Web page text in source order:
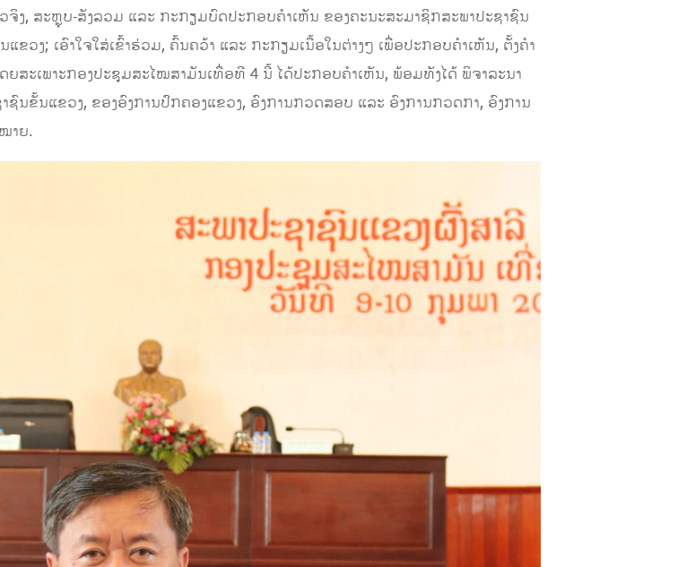
ຈິງ, ສະຫຼຸບ-ສັງລວມ ແລະ ກະກຽມບົດປະກອບຄໍາເຫັນ ຂອງຄະນະສະມາຊິກສະພາປະຊາຊົນ
ຂວງ; ເອົາໃຈໃສ່ເຂົ້າຮ່ວມ, ຄົ້ນຄວ້າ ແລະ ກະກຽມເນື້ອໃນຕ່າງໆ ເພື່ອປະກອບຄໍາເຫັນ, ຕັ້ງຄໍາ
ສະເພາະກອງປະຊຸມສະໄໝສາມັນເທື່ອທີ 4 ນີ້ ໄດ້ປະກອບຄໍາເຫັນ, ພ້ອມທັງໄດ້ ພິຈາລະນາ
ຊົນຂັ້ນແຂວງ, ຂອງອົງການປົກຄອງແຂວງ, ອົງການກວດສອບ ແລະ ອົງການກວດກາ, ອົງການ
າຍ.